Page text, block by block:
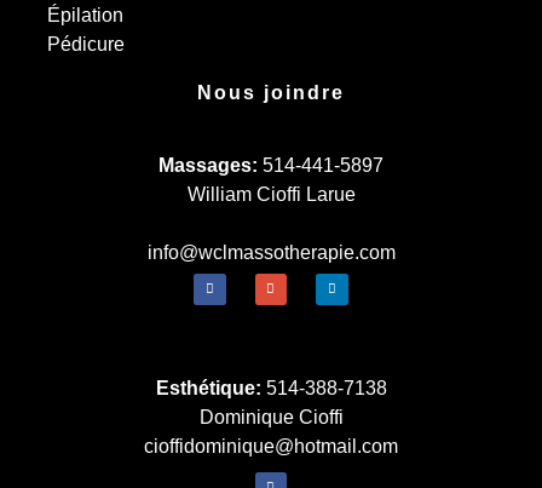
Épilation
Pédicure
Nous joindre
Massages: 514-441-5897
William Cioffi Larue
info@wclmassotherapie.com
Esthétique: 514-388-7138
Dominique Cioffi
cioffidominique@hotmail.com